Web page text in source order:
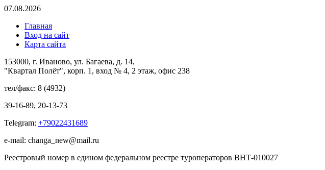
07.08.2026
Главная
Вход на сайт
Карта сайта
153000, г. Иваново, ул. Багаева, д. 14,
"Квартал Полёт", корп. 1, вход № 4, 2 этаж, офис 238
тел/факс: 8 (4932)
39-16-89, 20-13-73
Telegram: +79022431689
e-mail: changa_new@mail.ru
Реестровый номер в едином федеральном реестре туроператоров ВНТ-010027